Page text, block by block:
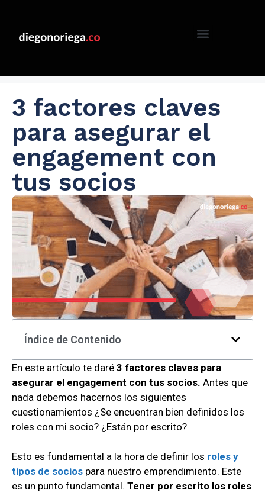
3 factores claves
para asegurar el
engagement con
tus socios
Índice de Contenido
En este artículo te daré 3 factores claves para
asegurar el engagement con tus socios. Antes que
nada debemos hacernos los siguientes
cuestionamientos ¿Se encuentran bien definidos los
roles con mi socio? ¿Están por escrito?
Esto es fundamental a la hora de definir los roles y
tipos de socios para nuestro emprendimiento. Este
es un punto fundamental. Tener por escrito los roles